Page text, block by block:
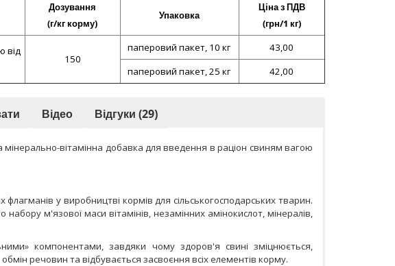
Дозування
(г/кг корму)
Упаковка
Ціна з ПДВ
(грн/1 кг)
від
150
паперовий пакет, 10 кг
43,00
паперовий пакет, 25 кг
42,00
Відео Відгуки (29)
вітамінна добавка для введення в раціон свиням вагою
у виробництві кормів для сільськогосподарських тварин.
м'язової маси вітамінів, незамінних амінокислот, мінералів,
компонентами, завдяки чому здоров'я свині зміцнюється,
речовин та відбувається засвоєння всіх елементів корму.